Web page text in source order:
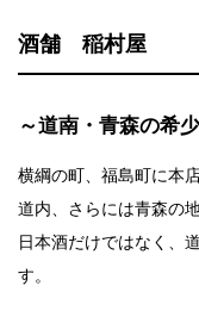
酒舗 稲村屋
～道南・青森の希
横綱の町、福島町に本
道内、さらには青森の
日本酒だけではなく、
す。